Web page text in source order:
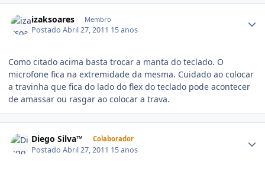
izaksoares Membro
PostadoAbril 27, 2011 15 anos
Como citado acima basta trocar a manta do teclado. O
microfone fica na extremidade da mesma. Cuidado ao colocar
a travinha que fica do lado do flex do teclado pode acontecer
de amassar ou rasgar ao colocar a trava.
Diego Silva™ Colaborador
PostadoAbril 27, 2011 15 anos